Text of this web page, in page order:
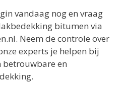
vandaag nog en vraag
bitumen via
Neem de controle over
experts je helpen bij
betrouwbare en